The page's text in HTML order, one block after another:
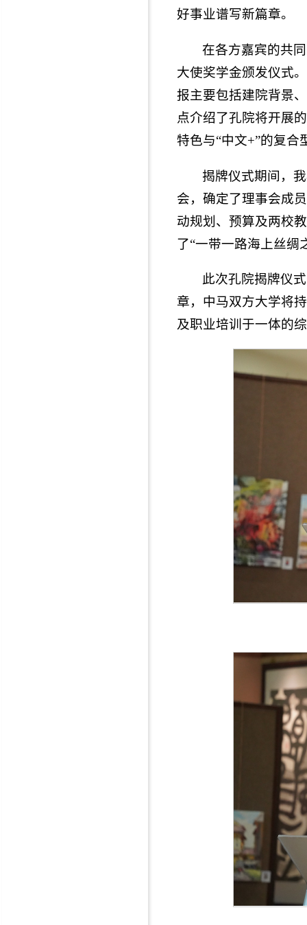
好事业谱写新篇章。
在各方嘉宾的共
大使奖学金颁发仪式
报主要包括建院背景
点介绍了孔院将开展
特色与“中文+”的复合
揭牌仪式期间，
会，确定了理事会成
动规划、预算及两校
了“一带一路海上丝绸
此次孔院揭牌仪
章，中马双方大学将
及职业培训于一体的